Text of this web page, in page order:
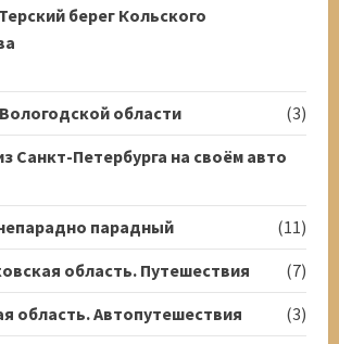
берег Кольского
области
(3)
Санкт-Петербурга на своём авто
парадный
(11)
область. Путешествия
(7)
область. Автопутешествия
(3)